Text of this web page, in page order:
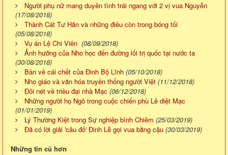
Người phụ nữ mang duyên tình trái ngang với 2 vị vua Nguyễn
(17/08/2018)
Thành Cát Tư Hãn và những điều còn trong bóng tối
(05/08/2018)
Vụ án Lệ Chi Viên (08/09/2018)
Ảnh hưởng của Nho học đến đường lối trị quốc tại nước ta
(30/08/2018)
Bàn về cái chết của Đinh Bộ Lĩnh (05/10/2018)
Nho giáo và văn hóa truyền thống người Việt (11/12/2018)
Đôi nét về triều đại nhà Mạc (06/12/2018)
Những người họ Ngô trong cuộc chiến phù Lê diệt Mạc
(01/01/2019)
Lý Thường Kiệt trong Sự nghiệp bình Chiêm (25/03/2019)
Đã có lời giải 'câu đố' Đinh Lễ gọi vua bằng cậu (30/03/2019)
Những tin cũ hơn